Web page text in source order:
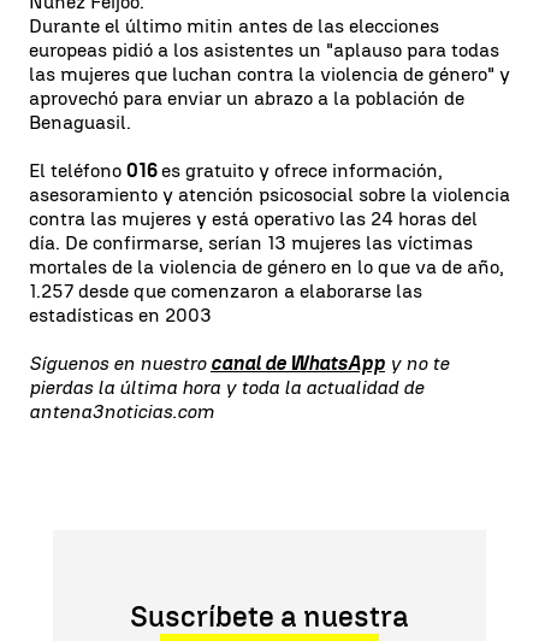
Durante el último mitin antes de las elecciones
europeas pidió a los asistentes un "aplauso para todas
las mujeres que luchan contra la violencia de género" y
aprovechó para enviar un abrazo a la población de
Benaguasil.
El teléfono 016es gratuito y ofrece información,
asesoramiento y atención psicosocial sobre la violencia
contra las mujeres y está operativo las 24 horas del
día. De confirmarse, serían 13 mujeres las víctimas
mortales de la violencia de género en lo que va de año,
1.257 desde que comenzaron a elaborarse las
estadísticas en 2003
Síguenos en nuestro canal de WhatsApp y no te
pierdas la última hora y toda la actualidad de
antena3noticias.com
Suscríbete a nuestra